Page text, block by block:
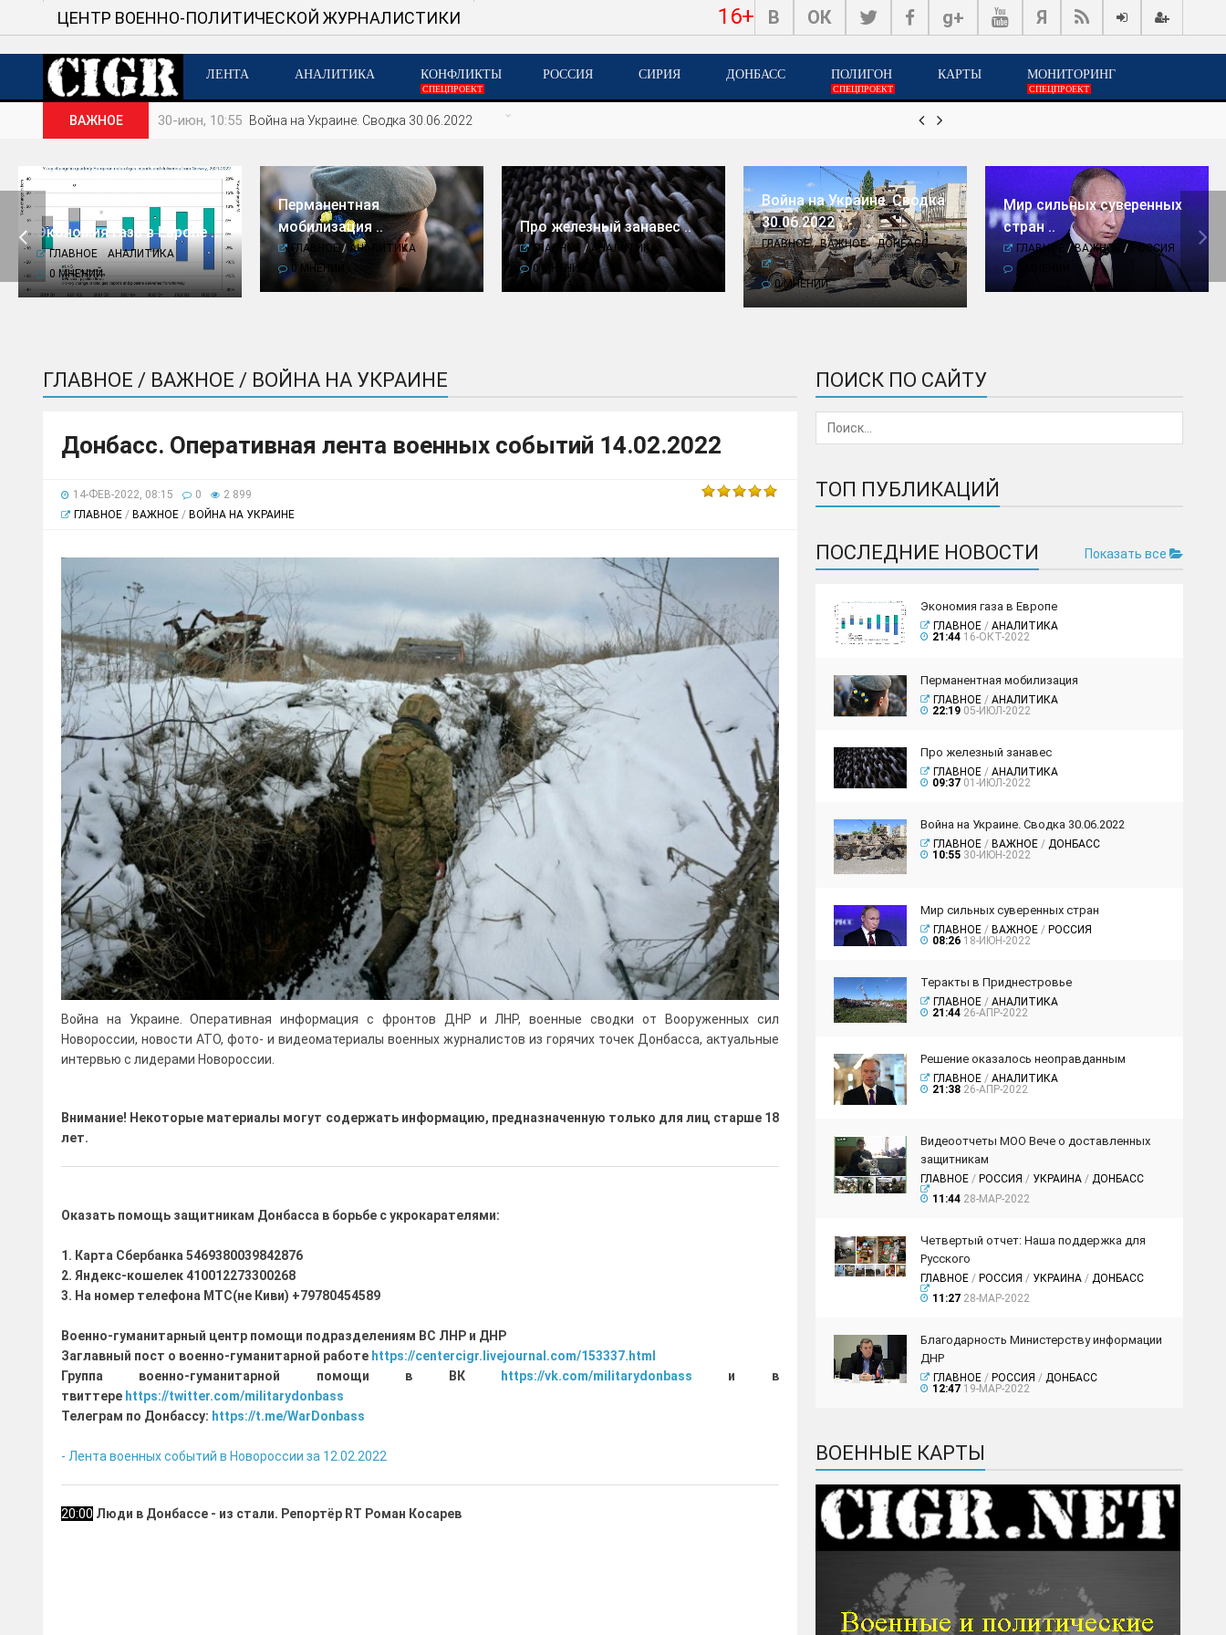
ЦЕНТР ВОЕННО-ПОЛИТИЧЕСКОЙ ЖУРНАЛИСТИКИ 16+ В ОК g+ Я
ЛЕНТА АНАЛИТИКА КОНФЛИКТЫ
СПЕЦПРОЕКТ
РОССИЯ СИРИЯ ДОНБАСС ПОЛИГОН
СПЕЦПРОЕКТ
КАРТЫ МОНИТОРИНГ
СПЕЦПРОЕКТ
ВАЖНОЕ 30-июн, 10:55 Война на Украине. Сводка 30.06.2022  
Экономия газа в Европе ..
ГЛАВНОЕ
АНАЛИТИКА
0 МНЕНИЙ
Перманентная
мобилизация ..
ГЛАВНОЕ / АНАЛИТИКА
0 МНЕНИЙ
Про железный занавес ..
ГЛАВНОЕ /АНАЛИТИКА
0 МНЕНИЙ
Война на Украине. Сводка
30.06.2022 ..
ГЛАВНОЕ/ВАЖНОЕ/ДОНБАСС
0 МНЕНИЙ
Мир сильных суверенных
стран ..
ГЛАВНОЕ /ВАЖНОЕ /
РОССИЯ
0 МНЕНИЙ
 
ГЛАВНОЕ / ВАЖНОЕ / ВОЙНА НА УКРАИНЕ
Донбасс. Оперативная лента военных событий 14.02.2022
14-ФЕВ-2022, 08:15 0
2 899
ГЛАВНОЕ / ВАЖНОЕ / ВОЙНА НА УКРАИНЕ
Война на Украине. Оперативная информация с фронтов ДНР и ЛНР, военные сводки от Вооруженных сил
Новороссии, новости АТО, фото- и видеоматериалы военных журналистов из горячих точек Донбасса, актуальные
интервью с лидерами Новороссии.
Внимание! Некоторые материалы могут содержать информацию, предназначенную только для лиц старше 18
лет.
Оказать помощь защитникам Донбасса в борьбе с укрокарателями:
1. Карта Сбербанка 5469380039842876
2. Яндекс-кошелек 410012273300268
3. На номер телефона МТС(не Киви) +79780454589
Военно-гуманитарный центр помощи подразделениям ВС ЛНР и ДНР
Заглавный пост о военно-гуманитарной работе https://centercigr.livejournal.com/153337.html
Группа военно-гуманитарной помощи в ВК
https://vk.com/militarydonbass и в
твиттере https://twitter.com/militarydonbass
Телеграм по Донбассу: https://t.me/WarDonbass
- Лента военных событий в Новороссии за 12.02.2022
20:00 Люди в Донбассе - из стали. Репортёр RT Роман Косарев
ПОИСК ПО САЙТУ
ТОП ПУБЛИКАЦИЙ
ПОСЛЕДНИЕ НОВОСТИ Показать все
Экономия газа в Европе
ГЛАВНОЕ/ АНАЛИТИКА
21:4416-ОКТ-2022
Перманентная мобилизация
ГЛАВНОЕ/ АНАЛИТИКА
22:1905-ИЮЛ-2022
Про железный занавес
ГЛАВНОЕ/ АНАЛИТИКА
09:3701-ИЮЛ-2022
Война на Украине. Сводка 30.06.2022
ГЛАВНОЕ/ ВАЖНОЕ/ ДОНБАСС
10:5530-ИЮН-2022
Мир сильных суверенных стран
ГЛАВНОЕ/ ВАЖНОЕ/ РОССИЯ
08:2618-ИЮН-2022
Теракты в Приднестровье
ГЛАВНОЕ/ АНАЛИТИКА
21:4426-АПР-2022
Решение оказалось неоправданным
ГЛАВНОЕ/ АНАЛИТИКА
21:3826-АПР-2022
Видеоотчеты МОО Вече о доставленных
защитникам
ГЛАВНОЕ/ РОССИЯ / УКРАИНА/ ДОНБАСС
11:4428-МАР-2022
Четвертый отчет: Наша поддержка для
Русского
ГЛАВНОЕ/ РОССИЯ / УКРАИНА/ ДОНБАСС
11:2728-МАР-2022
Благодарность Министерству информации
ДНР
ГЛАВНОЕ/ РОССИЯ / ДОНБАСС
12:4719-МАР-2022
ВОЕННЫЕ КАРТЫ